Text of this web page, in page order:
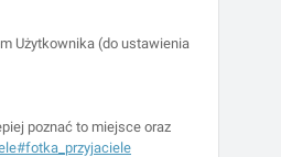
Użytkownika (do ustawienia
poznać to miejsce oraz